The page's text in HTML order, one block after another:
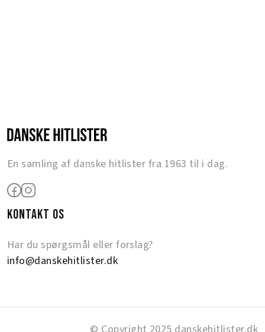
En samling af danske hitlister fra 1963 til i dag.
KONTAKT OS
Har du spørgsmål eller forslag?
info@danskehitlister.dk